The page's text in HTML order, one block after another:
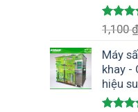
Được
hạng
5 sao
1,100₫
Máy
khay -
hiệu